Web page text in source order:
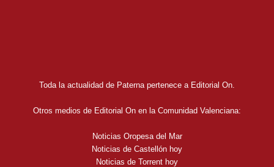
Toda la actualidad de Paterna pertenece a Editorial On.
Otros medios de Editorial On en la Comunidad Valenciana:
Noticias Oropesa del Mar
Noticias de Castellón hoy
Noticias de Torrent hoy